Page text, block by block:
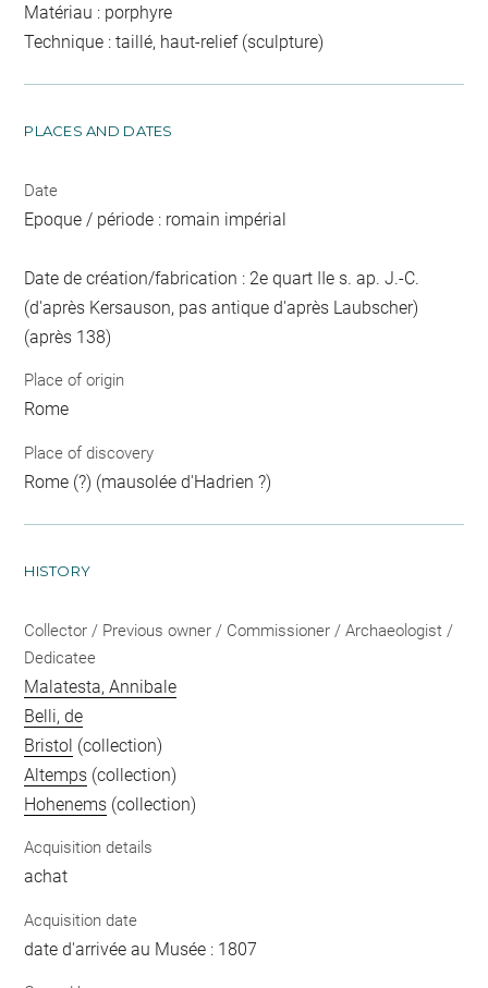
Matériau : porphyre
Technique : taillé, haut-relief (sculpture)
PLACES AND DATES
Date
Epoque / période : romain impérial
Date de création/fabrication : 2e quart IIe s. ap. J.-C.
(d'après Kersauson, pas antique d'après Laubscher)
(après 138)
Place of origin
Rome
Place of discovery
Rome (?) (mausolée d'Hadrien ?)
HISTORY
Collector / Previous owner / Commissioner / Archaeologist /
Dedicatee
Malatesta, Annibale
Belli, de
Bristol (collection)
Altemps (collection)
Hohenems (collection)
Acquisition details
achat
Acquisition date
date d'arrivée au Musée : 1807